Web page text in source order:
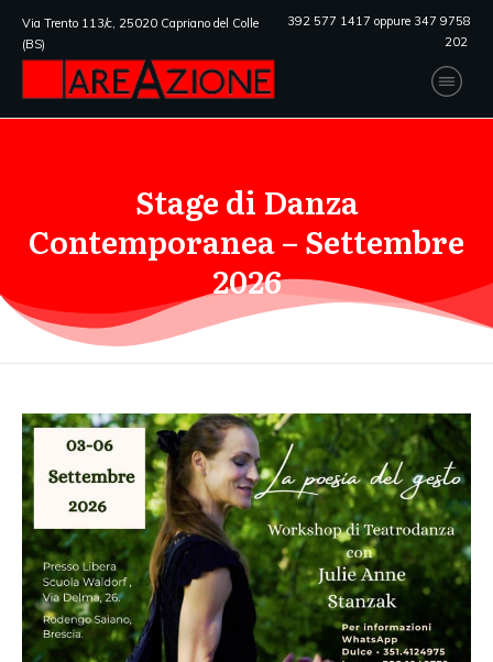
Via Trento 113/c, 25020 Capriano del Colle
(BS)
392 577 1417 oppure 347 9758
202
Stage di Danza
Contemporanea – Settembre
2026